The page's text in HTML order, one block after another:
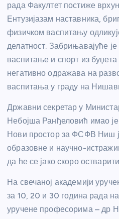
рада Факултет постиже
Ентузијазам наставника,
физичком васпитању
делатност. Забрињавајуће
васпитање и спорт из
негативно одражава на
васпитања у граду на
Државни секретар у
Небојша Ранђеловић имао
Нови простор за ФСФВ Ниш
образовне и научно-
да ће се јако скоро
На свечаној академији
за 10, 20 и 30 година рада
уручене професорима – др